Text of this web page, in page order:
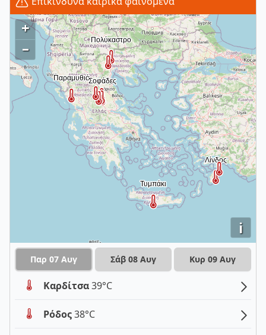
i
+
–
Παρ 07 Αυγ Σάβ 08 Αυγ Κυρ 09 Αυγ
Καρδίτσα39°C
Ρόδος38°C